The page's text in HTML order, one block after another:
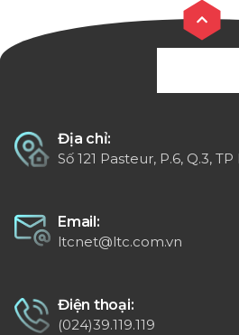
Địa chỉ:
Số 121 Pasteur, P.6, Q.3,
Email:
ltcnet@ltc.com.vn
Điện thoại:
(024)39.119.119